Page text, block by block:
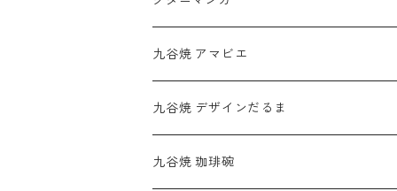
九谷焼 アマビエ
九谷焼 デザインだるま
九谷焼 珈琲碗